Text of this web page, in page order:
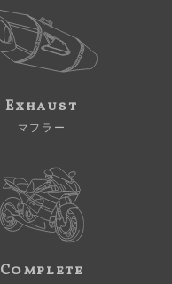
Exhaust
マフラー
Complete